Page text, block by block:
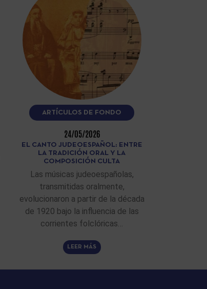
ARTÍCULOS DE FONDO
24/05/2026
EL CANTO JUDEOESPAÑOL: ENTRE
LA TRADICIÓN ORAL Y LA
COMPOSICIÓN CULTA
Las músicas judeoespañolas,
transmitidas oralmente,
evolucionaron a partir de la década
de 1920 bajo la influencia de las
corrientes folclóricas…
LEER MÁS